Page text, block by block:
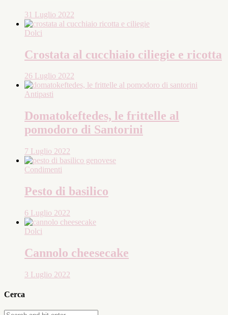
31 Luglio 2022
Dolci
Crostata al cucchiaio ciliegie e ricotta
26 Luglio 2022
Antipasti
Domatokeftedes, le frittelle al
pomodoro di Santorini
7 Luglio 2022
Condimenti
Pesto di basilico
6 Luglio 2022
Dolci
Cannolo cheesecake
3 Luglio 2022
Cerca